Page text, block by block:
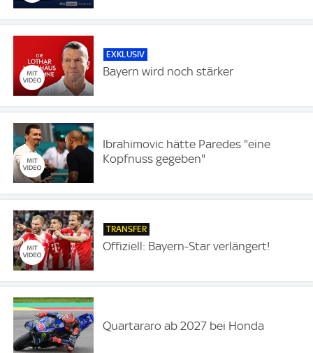
EXKLUSIV
Bayern wird noch stärker
Ibrahimovic hätte Paredes "eine
Kopfnuss gegeben"
TRANSFER
Offiziell: Bayern-Star verlängert!
Quartararo ab 2027 bei Honda